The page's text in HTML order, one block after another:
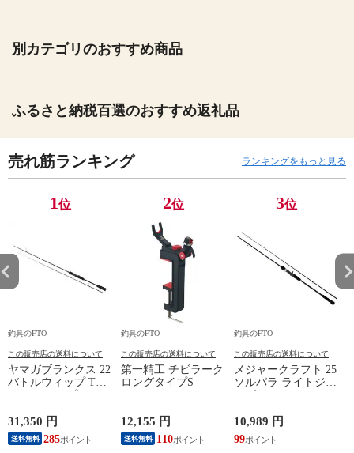
別カテゴリのおすすめ商品
ふるさと納税百選のおすすめ返礼品
売れ筋ランキング ランキングをもっと見る
1位
釣具のFTO
この販売店の送料について
ヤマガブランクス 22
バトルウィップ TR
31,350 円
送料無料 285
2位
釣具のFTO
この販売店の送料について
第一精工 チビラーク
ロングタイプS
12,155 円
送料無料 110
3位
釣具のFTO
この販売店の送料について
メジャークラフト 25
ソルパラ ライトジギ
10,989 円
99